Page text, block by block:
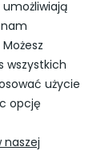
wszystkich
użycie
opcję
naszej